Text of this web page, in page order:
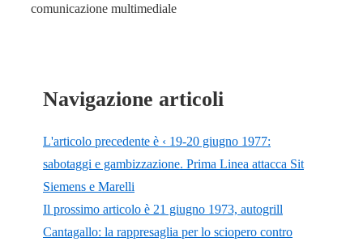
comunicazione multimediale
Navigazione articoli
L'articolo precedente è ‹ 19-20 giugno 1977:
sabotaggi e gambizzazione. Prima Linea attacca Sit
Siemens e Marelli
Il prossimo articolo è 21 giugno 1973, autogrill
Cantagallo: la rappresaglia per lo sciopero contro